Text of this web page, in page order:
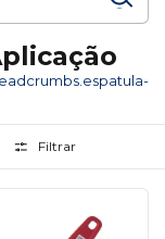
Filtrar